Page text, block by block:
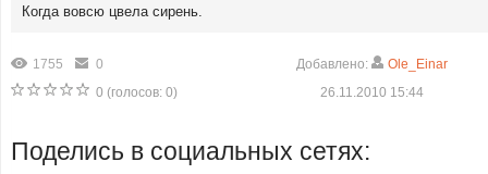
Когда вовсю цвела сирень.
1755
0
0 (голосов: 0)
Добавлено:
Ole_Einar
26.11.2010 15:44
Поделись в социальных сетях: